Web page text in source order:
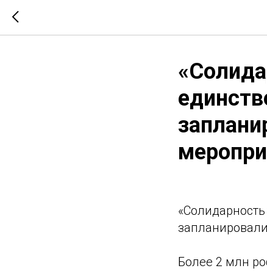
Более 2 млн